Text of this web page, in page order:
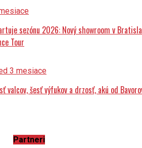
sezónu 2026: Nový showroom v
Tour
3 mesiace
valcov, šesť výfukov a drzosť, akú od
Partneri